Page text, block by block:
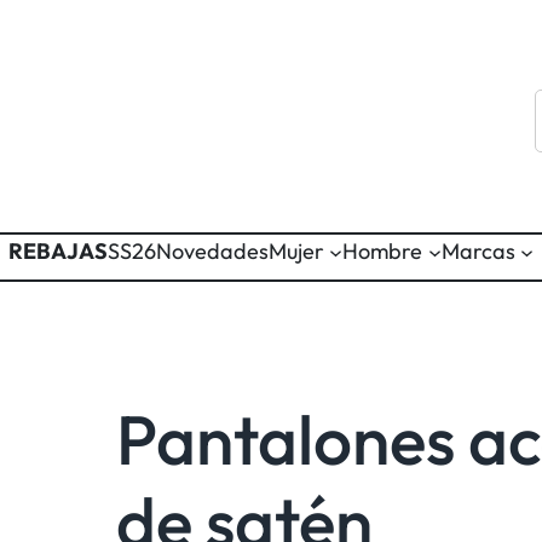
r
REBAJASSS26NovedadesMujer Hombre Marcas
Pantalones
de satén